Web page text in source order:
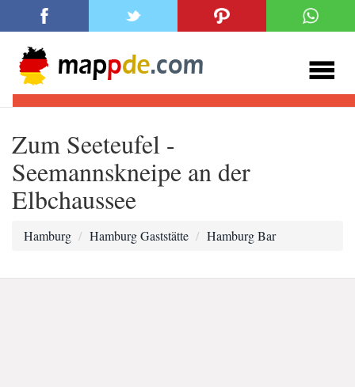
Zum Seeteufel -
Seemannskneipe an der
Elbchaussee
Hamburg Hamburg Gaststätte Hamburg Bar